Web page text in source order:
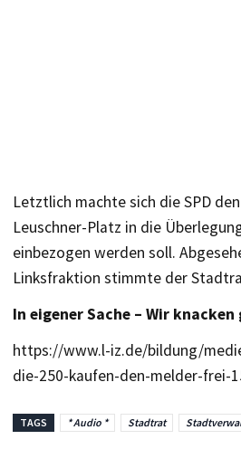
Letztlich machte sich die SPD
Leuschner-Platz in die
einbezogen werden soll.
Linksfraktion stimmte der
In eigener Sache – Wir
https://www.l-iz.de/bildung/
die-250-kaufen-den-melder-frei-
TAGS * Audio * Stadtrat